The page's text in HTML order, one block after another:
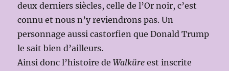
deux derniers siècles, celle de l’Or noir, c’est
connu et nous n’y reviendrons pas. Un
personnage aussi castorfien que Donald Trump
le sait bien d’ailleurs.
Ainsi donc l’histoire deWalküre est inscrite